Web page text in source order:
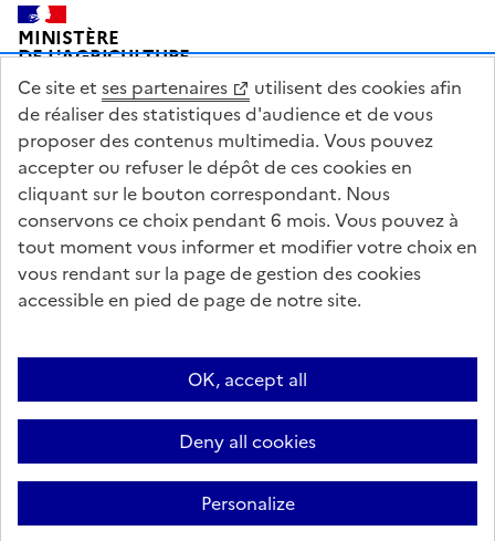
Pied de page
MINISTÈRE
DE L'AGRICULTURE
DE L'AGRO-ALIMENTAIRE
ET DE LA SOUVERAINETÉ
ALIMENTAIRE
legifrance.gouv.fr
info.gouv.fr
service-public.gouv.fr
data.gouv.fr
Questions fréquentes / Contacts
Informations publiques
Mentions légales
Archives presse English contents
Cookies
Paramètres d'affichage
Sauf mention contraire, tous les textes de ce site sont sous licence
Ce site et ses partenaires
utilisent des cookies afin
de réaliser des statistiques d'audience et de vous
proposer des contenus multimedia. Vous pouvez
accepter ou refuser le dépôt de ces cookies en
cliquant sur le bouton correspondant. Nous
conservons ce choix pendant 6 mois. Vous pouvez à
tout moment vous informer et modifier votre choix en
vous rendant sur la page de gestion des cookies
accessible en pied de page de notre site.
OK, accept all
Deny all cookies
Personalize